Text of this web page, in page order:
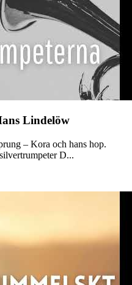
Lindelöw
– Kora och hans hop.
D...